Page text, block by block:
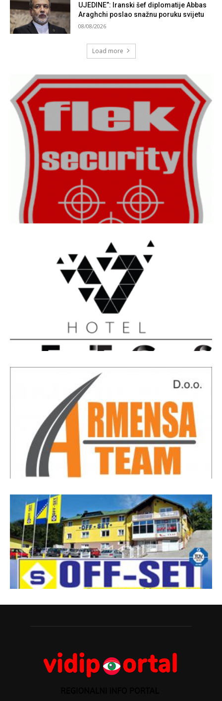
UJEDINE”: Iranski šef diplomatije Abbas
Araghchi poslao snažnu poruku svijetu
08/08/2026
Load more